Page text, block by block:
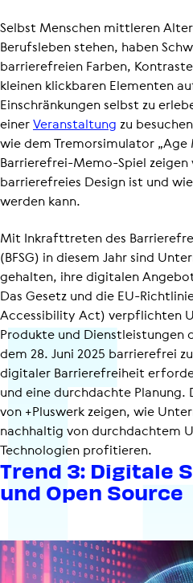
Selbst Menschen mittleren
Berufsleben stehen, haben
barrierefreien Farben,
kleinen klickbaren Elementen
Einschrän­kungen selbst zu
einerVeranstaltung zu
wie dem Tremor­si­mu­lator „Age
Barrierefrei-Memo-Spiel
barrierefreies Design ist und
werden kann.
Mit Inkrafttreten des
(BFSG) in diesem Jahr sind
gehalten, ihre digitalen
Das Gesetz und die EU-
Accessibility Act) verpflichten
Produkte und Dienst­leis­tungen
dem 28. Juni 2025 barrierefrei
digitaler Barrie­re­frei­heit
und eine durchdachte Planung.
von +Pluswerk zeigen, wie
nachhaltig von durchdachtem
Technologien profitieren.
Trend 3: Digitale
und Open Source